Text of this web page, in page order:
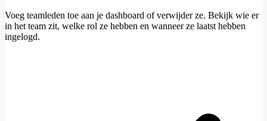
Voeg teamleden toe aan je dashboard of verwijder ze. Bekijk wie er
in het team zit, welke rol ze hebben en wanneer ze laatst hebben
ingelogd.